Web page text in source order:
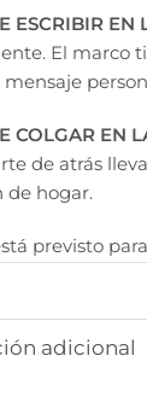
ESCRIBIR EN
El marco
COLGAR EN
de atrás
de hogar.
previsto para
adicional